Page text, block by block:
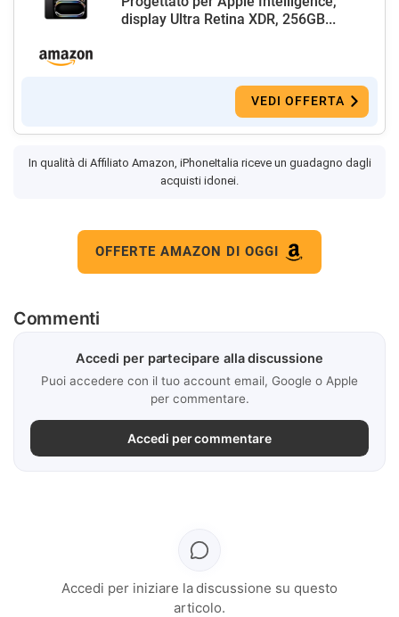
display Ultra Retina XDR, 256GB...
VEDI OFFERTA
In qualità di Affiliato Amazon, iPhoneItalia riceve un guadagno dagli
acquisti idonei.
OFFERTE AMAZON DI OGGI
Commenti
Accedi per partecipare alla discussione
Puoi accedere con il tuo account email, Google o Apple
per commentare.
Accedi per commentare
Accedi per iniziare la discussione su questo
articolo.